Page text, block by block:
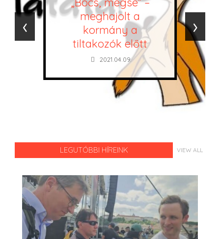
meghajolt a
kormány a
tiltakozók előtt
2021.04.09.
‹ ›
LEGUTÓBBI HÍREINK VIEW ALL